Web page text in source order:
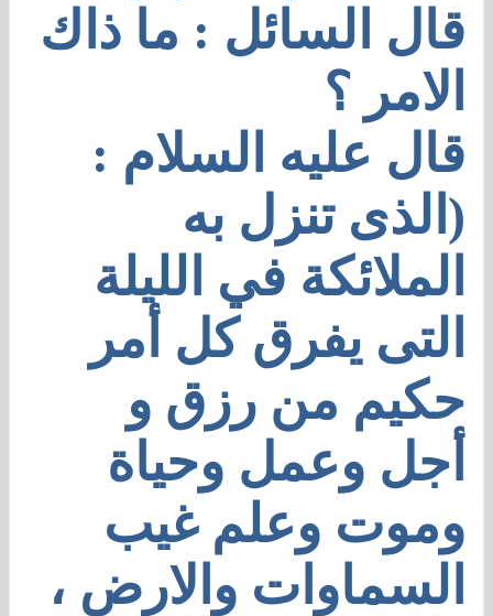
قال السائل : ما ذاك
الامر ؟
قال عليه السلام :
(الذى تنزل به
الملائكة في الليلة
التى يفرق كل أمر
حكيم من رزق و
أجل وعمل وحياة
وموت وعلم غيب
السماوات والارض ،